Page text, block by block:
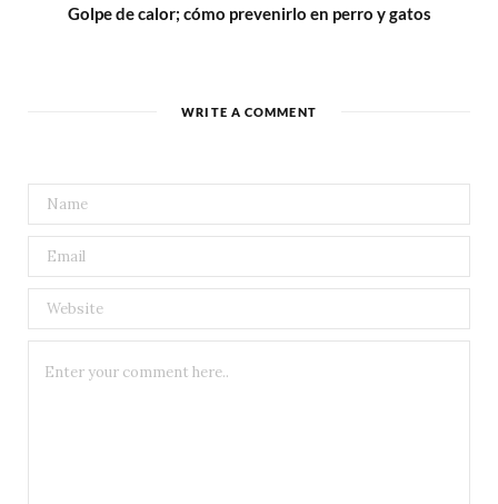
Golpe de calor; cómo prevenirlo en perro y gatos
WRITE A COMMENT